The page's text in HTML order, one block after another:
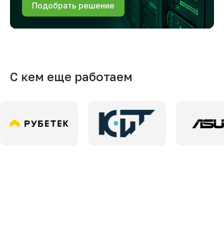
Подобрать решение
С кем еще работаем